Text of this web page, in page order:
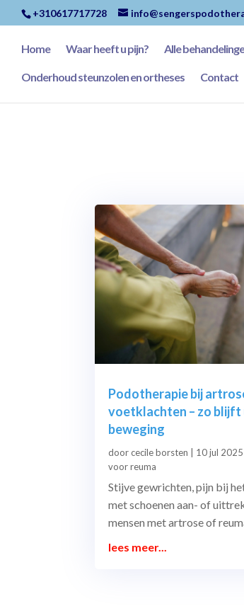
+310617717728
Home Waar heeft u pijn? Alle
Onderhoud steunzolen en ortheses Contact
Podotherapie bij
voetklachten – zo blijft
beweging
doorcecile borsten 10 jul 2025
voor reuma
Stijve gewrichten, pijn bij
met schoenen aan- of
mensen met artrose of
lees meer...